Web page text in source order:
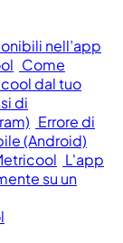
nell’app
Come
dal tuo
di
Errore di
(Android)
L'app
su un